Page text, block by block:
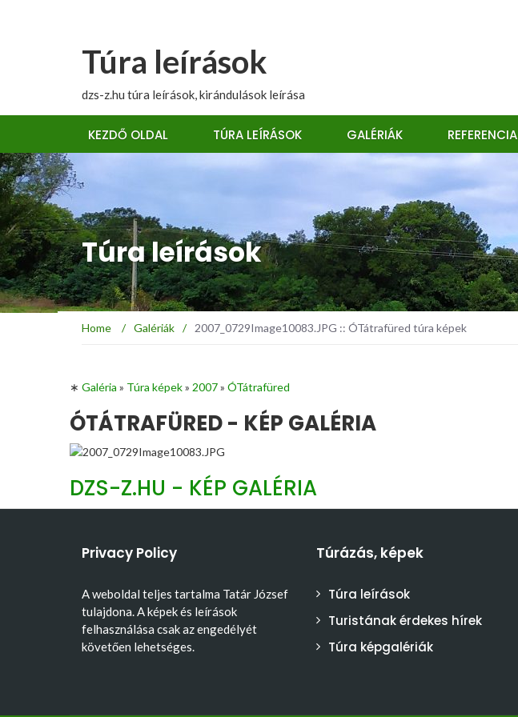
Túra leírások
dzs-z.hu túra leírások, kirándulások leírása
KEZDŐ OLDAL TÚRA LEÍRÁSOK GALÉRIÁK REFERENCIA
Túra leírások
Home / Galériák / 2007_0729Image10083.JPG :: ÓTátrafüred túra képek
∗ Galéria » Túra képek» 2007» ÓTátrafüred
ÓTÁTRAFÜRED - KÉP GALÉRIA
DZS-Z.HU - KÉP GALÉRIA
Privacy Policy
A weboldal teljes tartalma Tatár József
tulajdona. A képek és leírások
felhasználása csak az engedélyét
követően lehetséges.
Túrázás, képek
Túra leírások
Turistának érdekes hírek
Túra képgalériák